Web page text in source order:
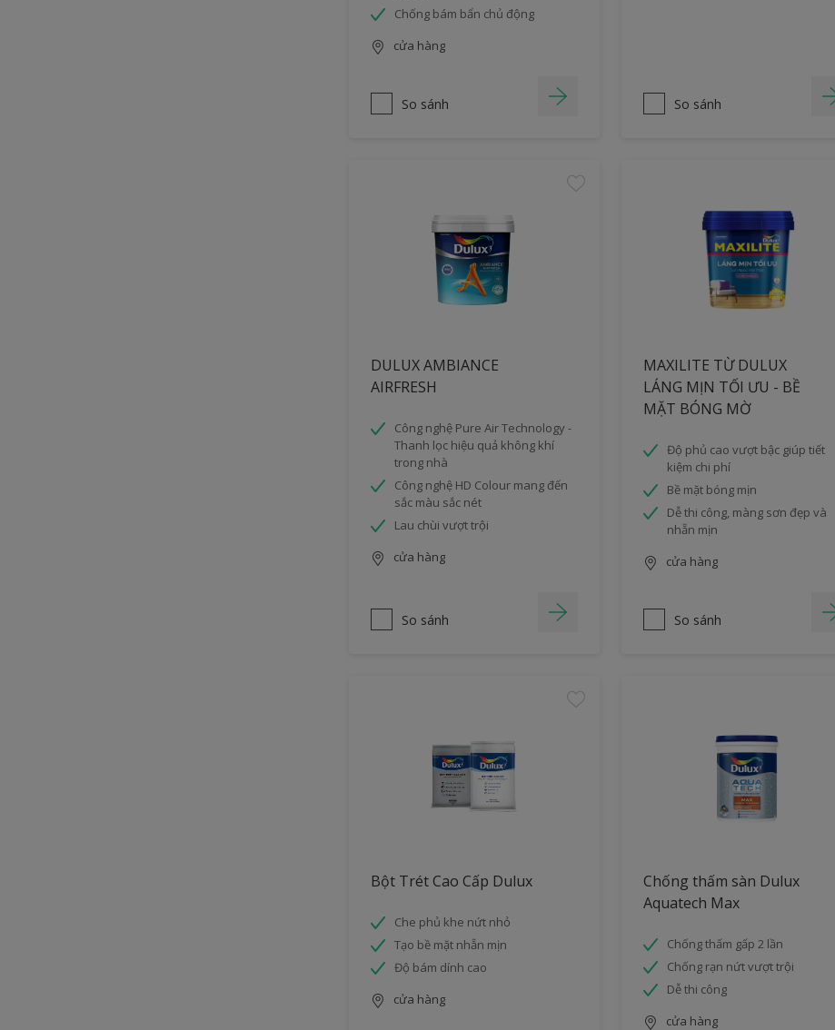
Chống bám bẩn chủ động
cửa hàng
So sánh So sánh
DULUX AMBIANCE
AIRFRESH
Công nghệ Pure Air Technology -
Thanh lọc hiệu quả không khí
trong nhà
Công nghệ HD Colour mang đến
sắc màu sắc nét
Lau chùi vượt trội
cửa hàng
So sánh
MAXILITE TỪ DULUX
LÁNG MỊN TỐI ƯU - BỀ
MẶT BÓNG MỜ
Độ phủ cao vượt bậc giúp tiết
kiệm chi phí
Bề mặt bóng mịn
Dễ thi công, màng sơn đẹp và
nhẵn mịn
cửa hàng
So sánh
Bột Trét Cao Cấp Dulux
Che phủ khe nứt nhỏ
Tạo bề mặt nhẵn mịn
Độ bám dính cao
cửa hàng
Chống thấm sàn Dulux
Aquatech Max
Chống thấm gấp 2 lần
Chống rạn nứt vượt trội
Dễ thi công
cửa hàng